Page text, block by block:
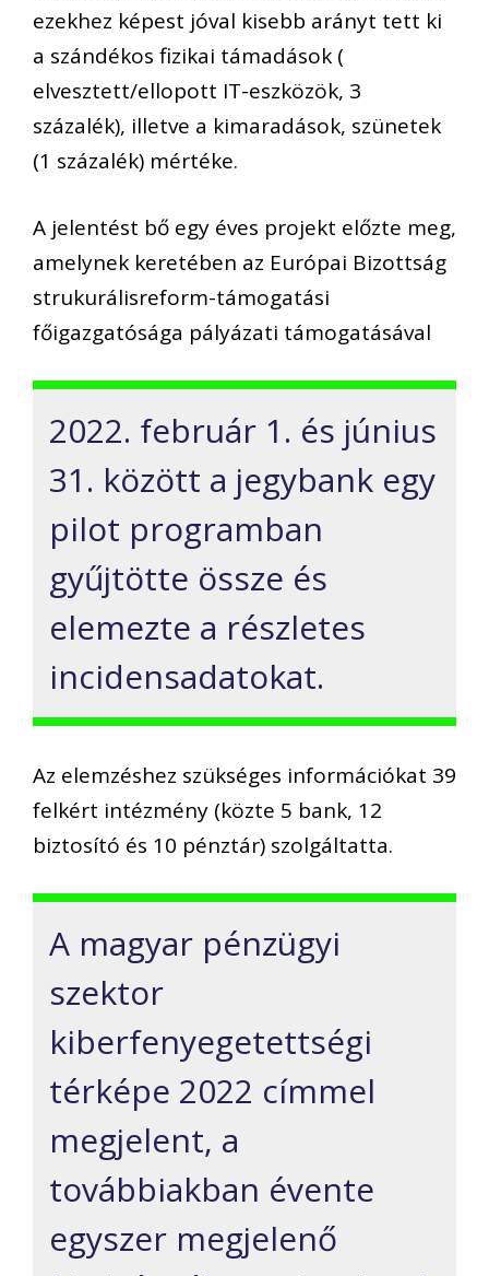
ezekhez képest jóval kisebb arányt tett ki
a szándékos fizikai támadások (
elvesztett/ellopott IT-eszközök, 3
százalék), illetve a kimaradások, szünetek
(1 százalék) mértéke.
A jelentést bő egy éves projekt előzte meg,
amelynek keretében az Európai Bizottság
strukurálisreform-támogatási
főigazgatósága pályázati támogatásával
2022. február 1. és június
31. között a jegybank egy
pilot programban
gyűjtötte össze és
elemezte a részletes
incidensadatokat.
Az elemzéshez szükséges információkat 39
felkért intézmény (közte 5 bank, 12
biztosító és 10 pénztár) szolgáltatta.
A magyar pénzügyi
szektor
kiberfenyegetettségi
térképe 2022 címmel
megjelent, a
továbbiakban évente
egyszer megjelenő